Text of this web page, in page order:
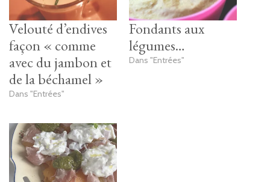
Velouté d’endives
façon « comme
avec du jambon et
de la béchamel »
Dans "Entrées"
Fondants aux
légumes…
Dans "Entrées"